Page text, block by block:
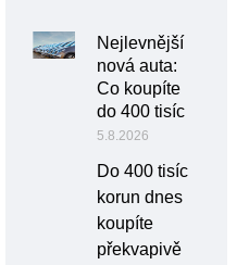
Nejlevnější
nová auta:
Co koupíte
do 400 tisíc
5.8.2026
Do 400 tisíc
korun dnes
koupíte
překvapivě